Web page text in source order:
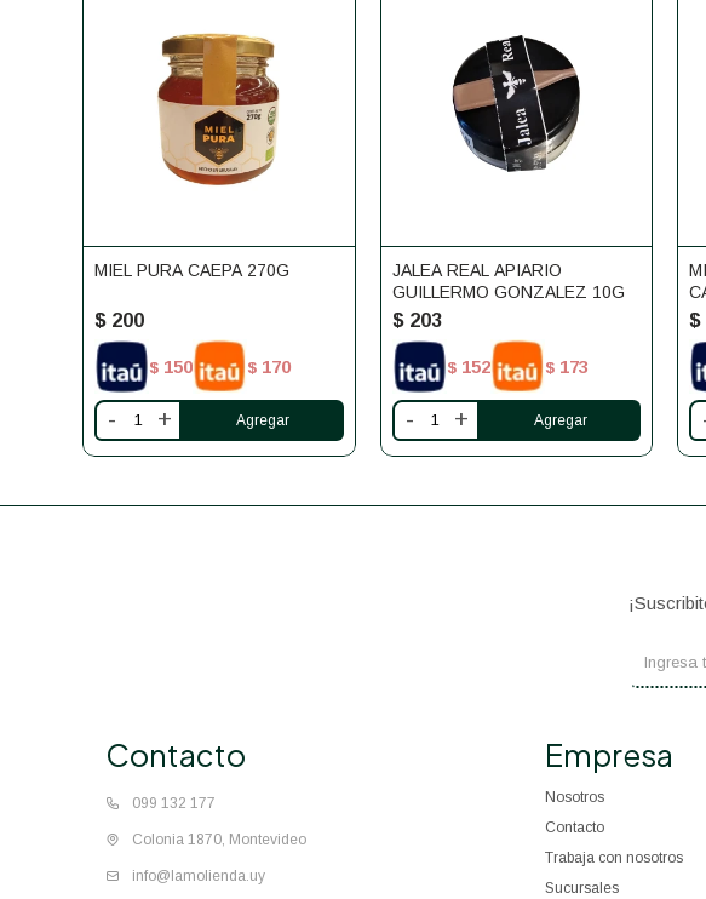
MIEL PURA CAEPA 270G
$ 200
$ 150 $ 170
- +
JALEA REAL APIARIO
GUILLERMO GONZALEZ 10G
$ 203
$ 152 $ 173
- +
$
Contacto
099 132 177
Colonia 1870, Montevideo
info@lamolienda.uy
Empresa
Nosotros
Contacto
Trabaja con nosotros
Sucursales